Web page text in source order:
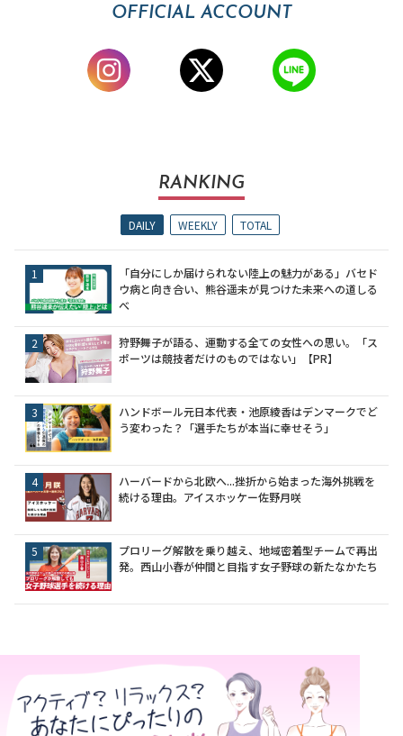
OFFICIAL ACCOUNT
RANKING
DAILY WEEKLY TOTAL
「自分にしか届けられない陸上の魅力がある」バセド
ウ病と向き合い、熊谷遥未が見つけた未来への道しる
べ
狩野舞子が語る、運動する全ての女性への思い。「ス
ポーツは競技者だけのものではない」【PR】
ハンドボール元日本代表・池原綾香はデンマークでど
う変わった？「選手たちが本当に幸せそう」
ハーバードから北欧へ...挫折から始まった海外挑戦を
続ける理由。アイスホッケー佐野月咲
プロリーグ解散を乗り越え、地域密着型チームで再出
発。西山小春が仲間と目指す女子野球の新たなかたち